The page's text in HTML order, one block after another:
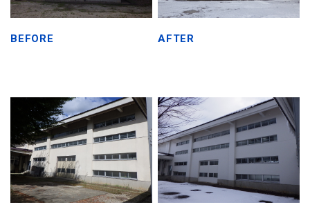
BEFORE AFTER